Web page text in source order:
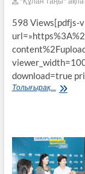
598 Views[pdfjs-
download=true
Толығырақ...
№77